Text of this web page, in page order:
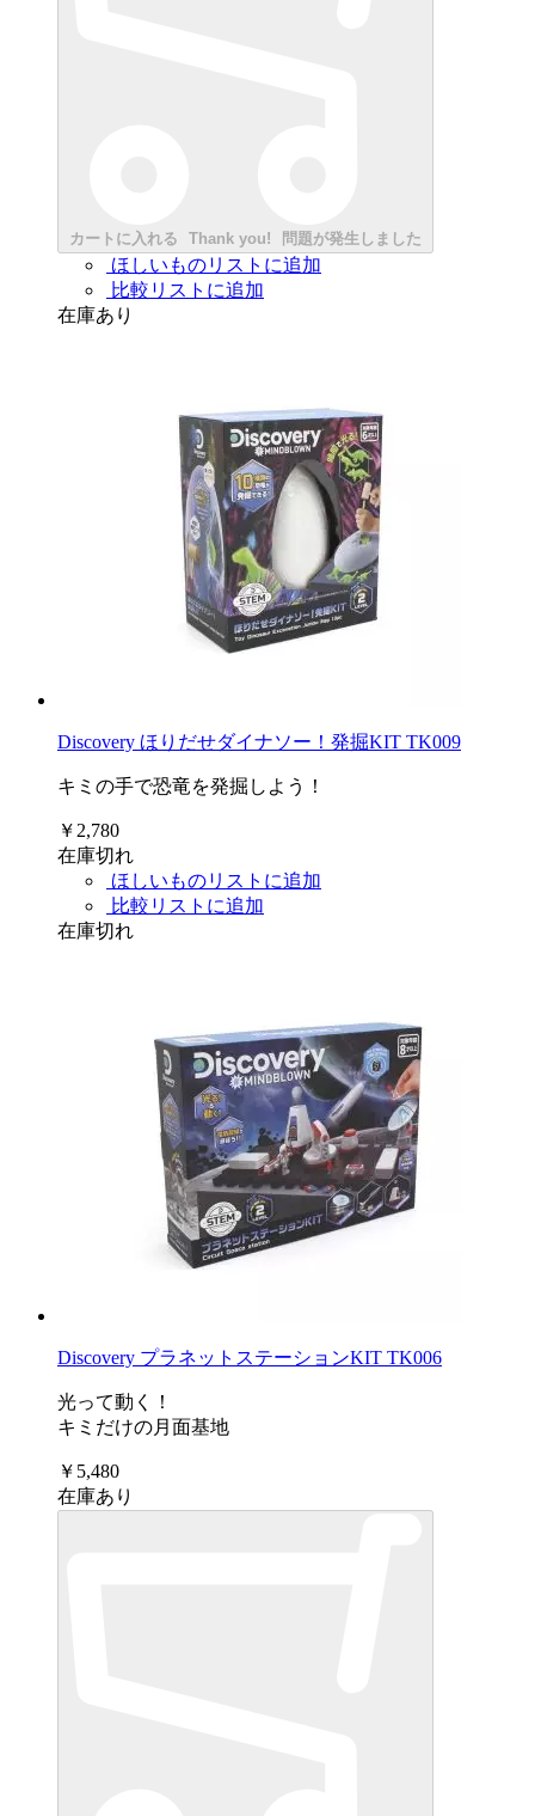
カートに入れる Thank you! 問題が発生しました
ほしいものリストに追加
比較リストに追加
在庫あり
Discovery ほりだせダイナソー！発掘KIT TK009
キミの手で恐竜を発掘しよう！
￥2,780
在庫切れ
ほしいものリストに追加
比較リストに追加
在庫切れ
Discovery プラネットステーションKIT TK006
光って動く！
キミだけの月面基地
￥5,480
在庫あり